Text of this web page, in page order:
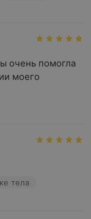
очень помогла
моего
тела